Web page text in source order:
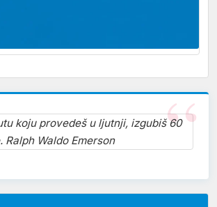
koju provedeš u ljutnji, izgubiš 60
Ralph Waldo Emerson